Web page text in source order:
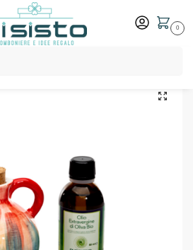
0